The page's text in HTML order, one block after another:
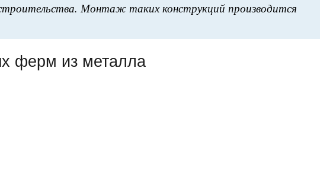
Монтаж таких конструкций производится
ферм из металла